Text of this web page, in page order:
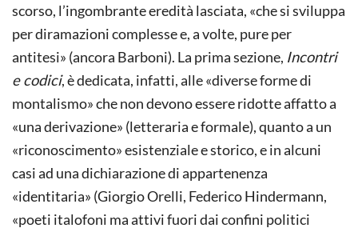
scorso, l’ingombrante eredità lasciata, «che si sviluppa
per diramazioni complesse e, a volte, pure per
antitesi» (ancora Barboni). La prima sezione, Incontri
e codici, è dedicata, infatti, alle «diverse forme di
montalismo» che non devono essere ridotte affatto a
«una derivazione» (letteraria e formale), quanto a un
«riconoscimento» esistenziale e storico, e in alcuni
casi ad una dichiarazione di appartenenza
«identitaria» (Giorgio Orelli, Federico Hindermann,
«poeti italofoni ma attivi fuori dai confini politici